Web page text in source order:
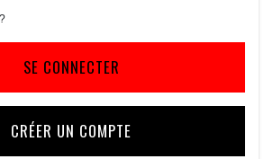
SE CONNECTER
CRÉER UN COMPTE